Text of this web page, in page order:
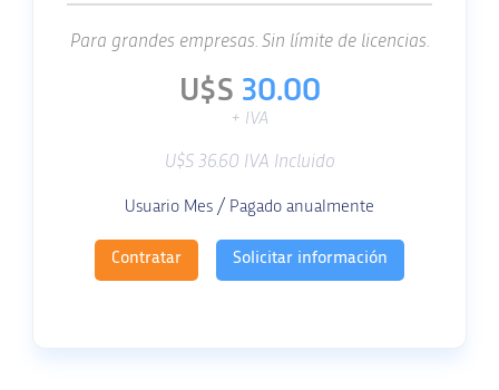
Para grandes empresas. Sin límite de licencias.
U$S 30.00
+ IVA
U$S 36.60 IVA Incluido
Usuario Mes / Pagado anualmente
Contratar Solicitar información